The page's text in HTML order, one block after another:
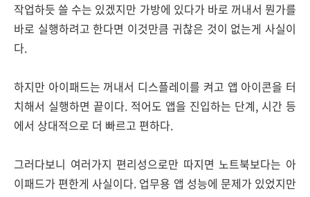
작업하듯 쓸 수는 있겠지만 가방에 있다가 바로 꺼내서 뭔가를
바로 실행하려고 한다면 이것만큼 귀찮은 것이 없는게 사실이
다.
하지만 아이패드는 꺼내서 디스플레이를 켜고 앱 아이콘을 터
치해서 실행하면 끝이다. 적어도 앱을 진입하는 단계, 시간 등
에서 상대적으로 더 빠르고 편하다.
그러다보니 여러가지 편리성으로만 따지면 노트북보다는 아
이패드가 편한게 사실이다. 업무용 앱 성능에 문제가 있었지만